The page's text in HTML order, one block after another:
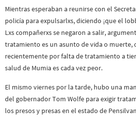
Mientras esperaban a reunirse con el
policía para expulsarlxs, diciendo ¡que el
Lxs compañerxs se negaron a salir,
tratamiento es un asunto de vida o muerte,
recientemente por falta de tratamiento a
salud de Mumia es cada vez peor.
El mismo viernes por la tarde, hubo una
del gobernador Tom Wolfe para exigir
los presos y presas en el estado de